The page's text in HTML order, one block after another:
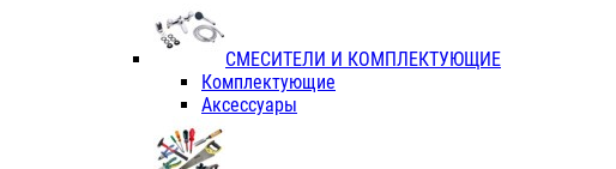
СМЕСИТЕЛИ И КОМПЛЕКТУЮЩИЕ
Комплектующие
Аксессуары